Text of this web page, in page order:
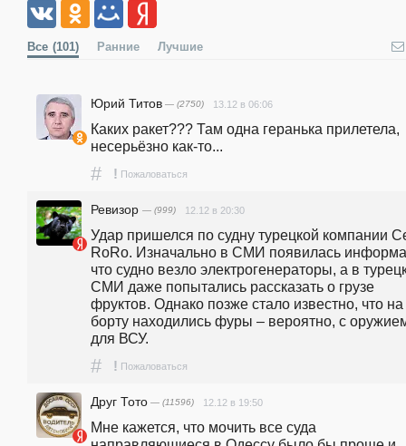
Все (101) Ранние Лучшие
Юрий Титов — (2750) 13.12 в 06:06
Каких ракет??? Там одна геранька прилетела,
несерьёзно как-то...
# ! Пожаловаться
Ревизор — (999) 12.12 в 20:30
Удар пришелся по судну турецкой компании
RoRo. Изначально в СМИ появилась
что судно везло электрогенераторы, а в
СМИ даже попытались рассказать о грузе
фруктов. Однако позже стало известно, что на
борту находились фуры – вероятно, с
для ВСУ.
# ! Пожаловаться
Друг Тото — (11596) 12.12 в 19:50
Мне кажется, что мочить все суда